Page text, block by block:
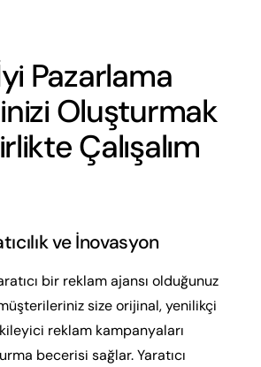
Pazarlama
Oluşturmak
Çalışalım
ve İnovasyon
bir reklam ajansı olduğunuz
size orijinal, yenilikçi
reklam kampanyaları
becerisi sağlar. Yaratıcı